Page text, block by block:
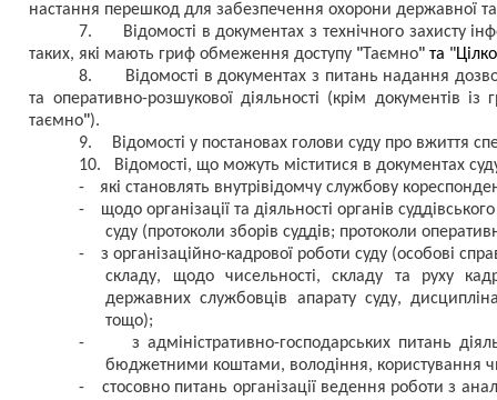
настання перешкод для забезпечення охорони державної
7.
Відомості в документах з технічного захисту
таких, які мають гриф обмеження доступу "Таємно" та
8.
Відомості в документах з питань надання
та оперативно-розшукової діяльності (крім документів
таємно").
9.
Відомості у постановах голови суду про вжиття
10.
Відомості, що можуть міститися в документах
-
які становлять внутрівідомчу службову
-
щодо організації та діяльності органів
суду (протоколи зборів суддів; протоколи
-
з організаційно-кадрової роботи суду (особові
складу, щодо чисельності, складу та руху
державних службовців апарату суду,
тощо);
-
з адміністративно-господарських питань
бюджетними коштами, володіння,
-
стосовно питань організації ведення роботи з